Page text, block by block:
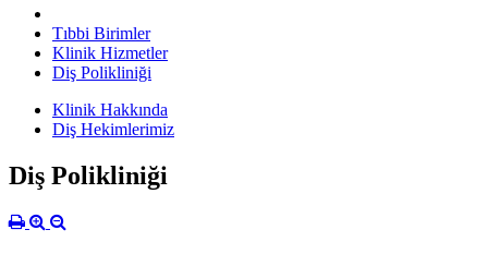
Tıbbi Birimler
Klinik Hizmetler
Diş Polikliniği
Klinik Hakkında
Diş Hekimlerimiz
Diş Polikliniği